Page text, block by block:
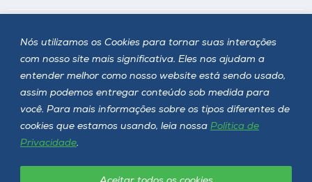
Nós utilizamos os Cookies para tornar suas interações
com nosso site mais significativa. Eles nos ajudam a
entender melhor como nosso website está sendo usado,
assim podemos entregar conteúdo sob medida para
você. Para mais informações sobre os tipos diferentes de
cookies que estamos usando, leia nossa Política de
Privacidade.
Siga a Unoesc